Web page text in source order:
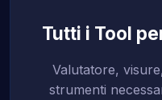
Tutti i Tool
Valutatore,
strumenti